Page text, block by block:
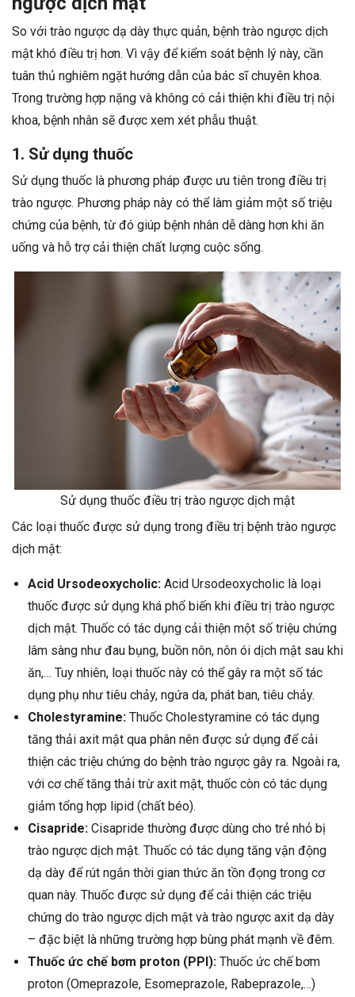
So với trào ngược dạ dày thực quản, bệnh trào ngược dịch
mật khó điều trị hơn. Vì vậy để kiểm soát bệnh lý này, cần
tuân thủ nghiêm ngặt hướng dẫn của bác sĩ chuyên khoa.
Trong trường hợp nặng và không có cải thiện khi điều trị nội
khoa, bệnh nhân sẽ được xem xét phẫu thuật.
1. Sử dụng thuốc
Sử dụng thuốc là phương pháp được ưu tiên trong điều trị
trào ngược. Phương pháp này có thể làm giảm một số triệu
chứng của bệnh, từ đó giúp bệnh nhân dễ dàng hơn khi ăn
uống và hỗ trợ cải thiện chất lượng cuộc sống.
Sử dụng thuốc điều trị trào ngược dịch mật
Các loại thuốc được sử dụng trong điều trị bệnh trào ngược
dịch mật:
Acid Ursodeoxycholic: Acid Ursodeoxycholic là loại
thuốc được sử dụng khá phổ biến khi điều trị trào ngược
dịch mật. Thuốc có tác dụng cải thiện một số triệu chứng
lâm sàng như đau bụng, buồn nôn, nôn ói dịch mật sau khi
ăn,… Tuy nhiên, loại thuốc này có thể gây ra một số tác
dụng phụ như tiêu chảy, ngứa da, phát ban, tiêu chảy.
Cholestyramine: Thuốc Cholestyramine có tác dụng
tăng thải axit mật qua phân nên được sử dụng để cải
thiện các triệu chứng do bệnh trào ngược gây ra. Ngoài ra,
với cơ chế tăng thải trừ axit mật, thuốc còn có tác dụng
giảm tổng hợp lipid (chất béo).
Cisapride: Cisapride thường được dùng cho trẻ nhỏ bị
trào ngược dịch mật. Thuốc có tác dụng tăng vận động
dạ dày để rút ngắn thời gian thức ăn tồn đọng trong cơ
quan này. Thuốc được sử dụng để cải thiện các triệu
chứng do trào ngược dịch mật và trào ngược axit dạ dày
– đặc biệt là những trường hợp bùng phát mạnh về đêm.
Thuốc ức chế bơm proton (PPI): Thuốc ức chế bơm
proton (Omeprazole, Esomeprazole, Rabeprazole,…)